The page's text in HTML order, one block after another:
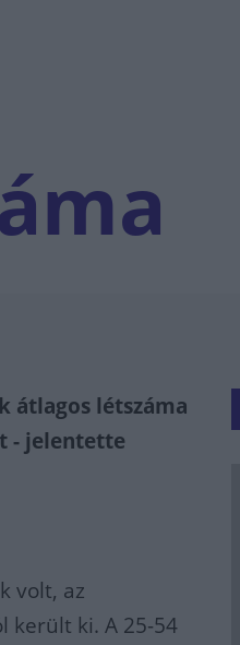
átlagos létszáma
- jelentette
volt, az
került ki. A 25-54